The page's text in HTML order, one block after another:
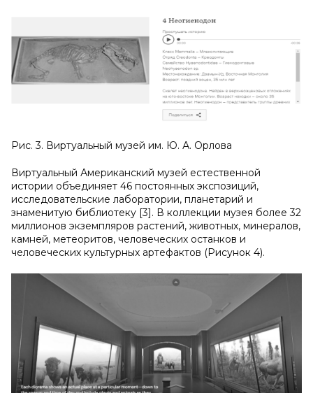
Рис. 3. Виртуальный музей им. Ю. А. Орлова
Виртуальный Американский музей естественной
истории объединяет 46 постоянных экспозиций,
исследовательские лаборатории, планетарий и
знаменитую библиотеку [3]. В коллекции музея более 32
миллионов экземпляров растений, животных, минералов,
камней, метеоритов, человеческих останков и
человеческих культурных артефактов (Рисунок 4).